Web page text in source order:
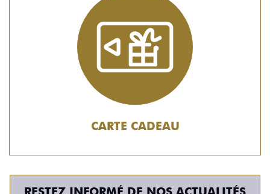
CARTE CADEAU